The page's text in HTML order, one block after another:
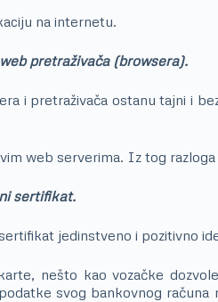
na internetu.
pretraživača (browsera).
i pretraživača ostanu tajni i
web serverima. Iz tog
sertifikat.
jedinstveno i pozitivno
nešto kao vozačke
svog bankovnog